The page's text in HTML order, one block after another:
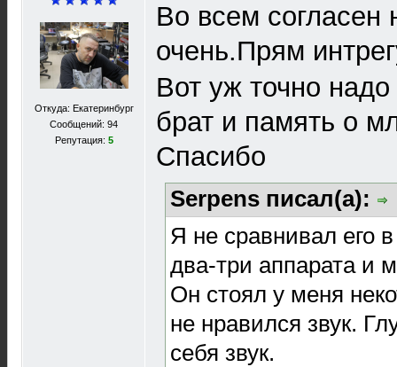
Откуда: Екатеринбург
Сообщений: 94
Репутация: 5
Во всем согласен
очень.Прям
Вот уж точно
брат и память о
Спасибо
Serpens писал(а):
Я не сравнивал его
два-три аппарата и
Он стоял у меня
не нравился звук.
себя звук.